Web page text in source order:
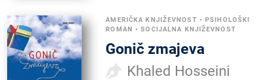
AMERIČKA KNJIŽEVNOST •PSIHOLOŠKI
ROMAN •SOCIJALNA KNJIŽEVNOST
Gonič zmajeva
Khaled Hosseini